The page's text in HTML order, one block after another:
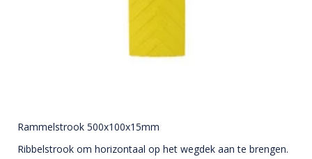
Rammelstrook 500x100x15mm
Ribbelstrook om horizontaal op het wegdek aan te brengen.